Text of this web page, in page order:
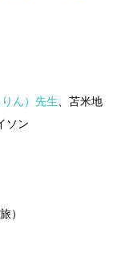
ん）先生、苫米地
ソン
）